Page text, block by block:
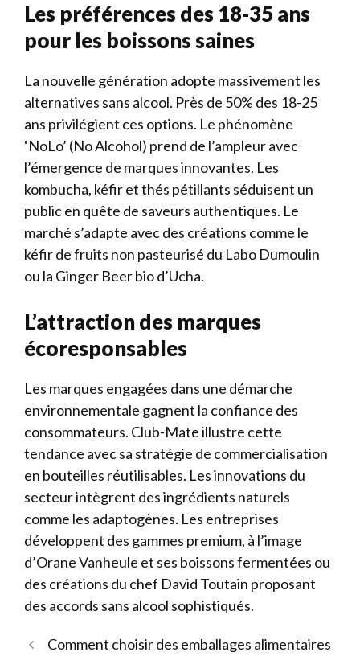
Les préférences des 18-35 ans
pour les boissons saines
La nouvelle génération adopte massivement les
alternatives sans alcool. Près de 50% des 18-25
ans privilégient ces options. Le phénomène
‘NoLo’ (No Alcohol) prend de l’ampleur avec
l’émergence de marques innovantes. Les
kombucha, kéfir et thés pétillants séduisent un
public en quête de saveurs authentiques. Le
marché s’adapte avec des créations comme le
kéfir de fruits non pasteurisé du Labo Dumoulin
ou la Ginger Beer bio d’Ucha.
L’attraction des marques
écoresponsables
Les marques engagées dans une démarche
environnementale gagnent la confiance des
consommateurs. Club-Mate illustre cette
tendance avec sa stratégie de commercialisation
en bouteilles réutilisables. Les innovations du
secteur intègrent des ingrédients naturels
comme les adaptogènes. Les entreprises
développent des gammes premium, à l’image
d’Orane Vanheule et ses boissons fermentées ou
des créations du chef David Toutain proposant
des accords sans alcool sophistiqués.
Comment choisir des emballages alimentaires